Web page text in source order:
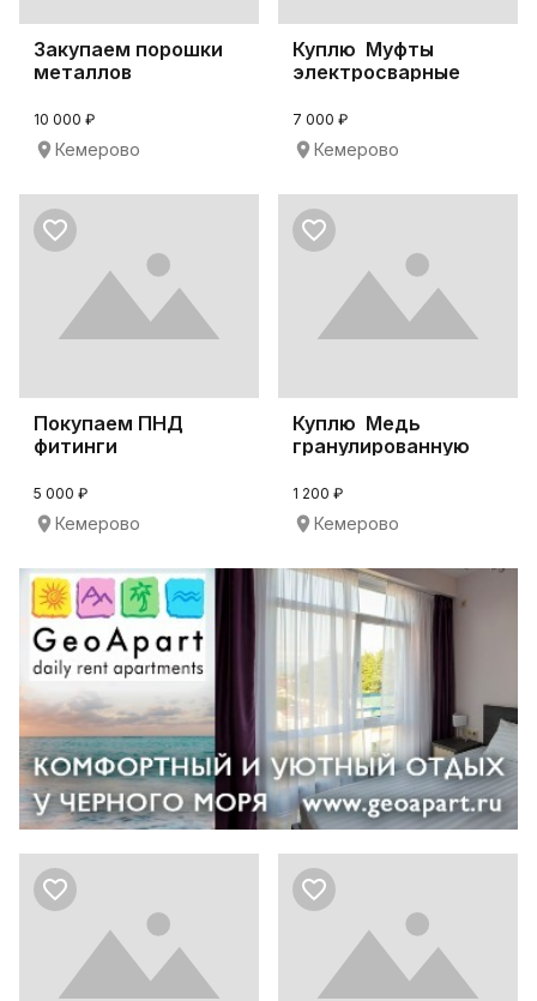
Закупаем порошки
металлов
10 000 ₽
Кемерово
Куплю Муфты
электросварные
7 000 ₽
Кемерово
Покупаем ПНД
фитинги
5 000 ₽
Кемерово
Куплю Медь
гранулированную
1 200 ₽
Кемерово